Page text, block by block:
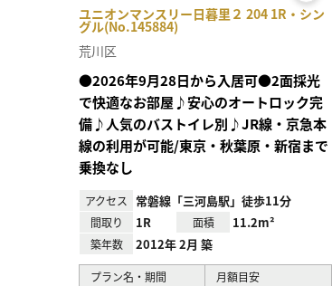
ユニオンマンスリー日暮里２ 204 1R・シン
グル(No.145884)
お気
に入
荒川区
●2026年9月28日から入居可●2面採光
で快適なお部屋♪安心のオートロック完
備♪人気のバストイレ別♪JR線・京急本
線の利用が可能/東京・秋葉原・新宿まで
乗換なし
アクセス 常磐線「三河島駅」徒歩11分
間取り 1R 面積 11.2m²
築年数 2012年 2月 築
プラン名・期間
月額目安